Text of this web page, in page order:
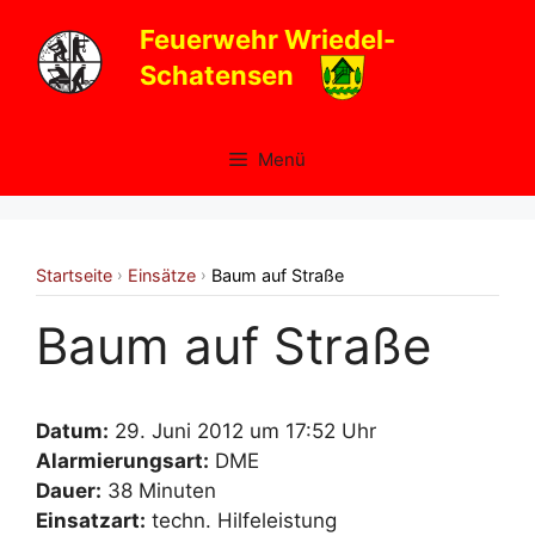
Inhalt
springen
Feuerwehr Wriedel-
Schatensen
Menü
Startseite › Einsätze › Baum auf Straße
Baum auf Straße
Datum: 29. Juni 2012 um 17:52 Uhr
Alarmierungsart: DME
Dauer: 38 Minuten
Einsatzart: techn. Hilfeleistung